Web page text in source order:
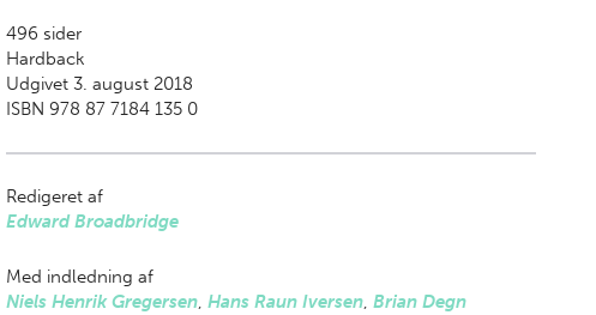
496 sider
Hardback
Udgivet 3. august 2018
ISBN 978 87 7184 135 0
Redigeret af
Edward Broadbridge
Med indledning af
Niels Henrik Gregersen, Hans Raun Iversen, Brian Degn